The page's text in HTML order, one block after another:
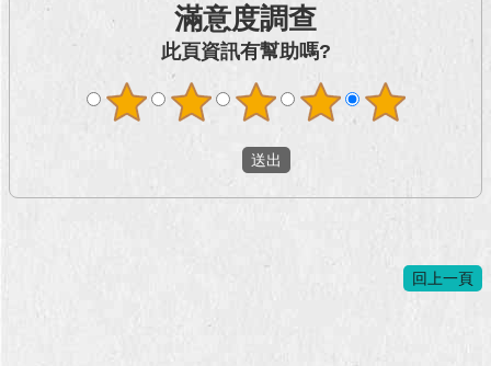
滿意度調查
此頁資訊有幫助嗎?
回上一頁